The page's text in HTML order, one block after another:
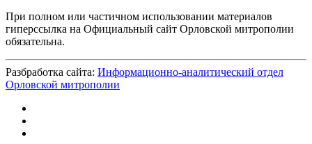
При полном или частичном использовании материалов
гиперссылка на Официальный сайт Орловской митрополии
обязательна.
Разбработка сайта: Информационно-аналитический отдел
Орловской митрополии